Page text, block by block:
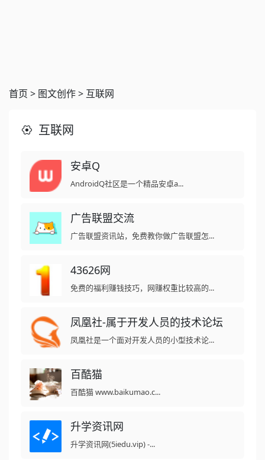
首页 > 图文创作> 互联网
互联网
安卓Q
AndroidQ社区是一个精品安卓a...
广告联盟交流
广告联盟资讯站，免费教你做广告联盟怎...
43626网
免费的福利赚钱技巧，网赚权重比较高的...
凤凰社-属于开发人员的技术论坛
凤凰社是一个面对开发人员的小型技术论...
百酷猫
百酷猫 www.baikumao.c...
升学资讯网
升学资讯网(5iedu.vip) -...